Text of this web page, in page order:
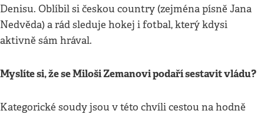
Denisu. Oblíbil si českou country (zejména písně Jana
Nedvěda) a rád sleduje hokej i fotbal, který kdysi
aktivně sám hrával.
Myslíte si, že se Miloši Zemanovi podaří sestavit vládu?
Kategorické soudy jsou v této chvíli cestou na hodně